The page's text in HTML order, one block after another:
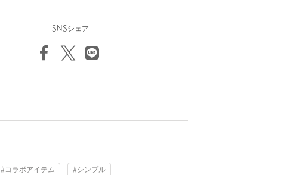
SNSシェア
#コラボアイテム #シンプル